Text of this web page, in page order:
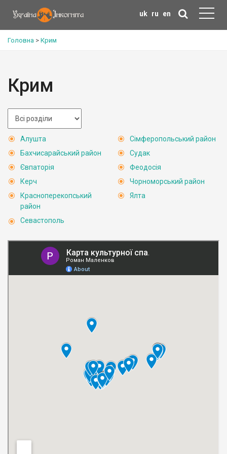
uk ru en
Головна > Крим
Крим
Алушта
Бахчисарайський район
Євпаторія
Керч
Красноперекопський
район
Севастополь
Сімферопольський район
Судак
Феодосія
Чорноморський район
Ялта